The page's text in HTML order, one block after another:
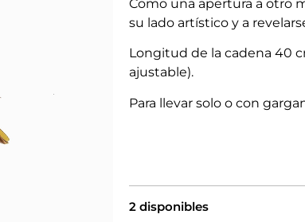
Como una apertura a otro
su lado artístico y a
Longitud de la cadena 40
ajustable).
Para llevar solo o con
2 disponibles